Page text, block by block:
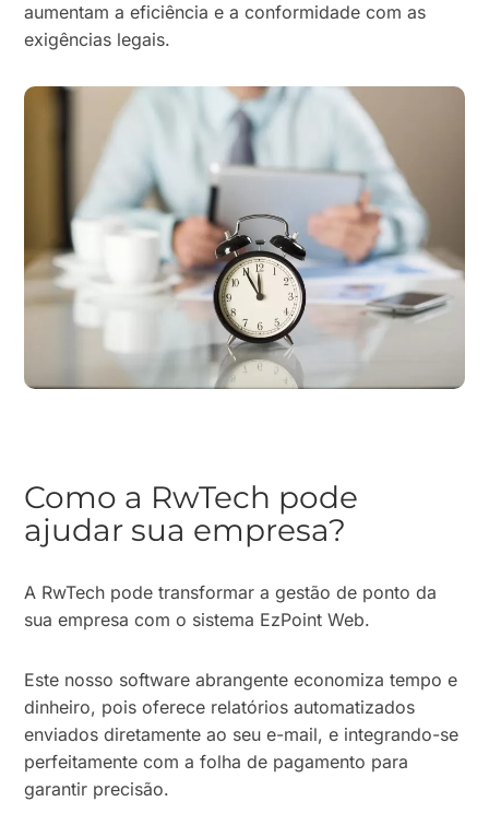
aumentam a eficiência e a conformidade com as
exigências legais.
Como a RwTech pode
ajudar sua empresa?
A RwTech pode transformar a gestão de ponto da
sua empresa com o sistema EzPoint Web.
Este nosso software abrangente economiza tempo e
dinheiro, pois oferece relatórios automatizados
enviados diretamente ao seu e-mail, e integrando-se
perfeitamente com a folha de pagamento para
garantir precisão.